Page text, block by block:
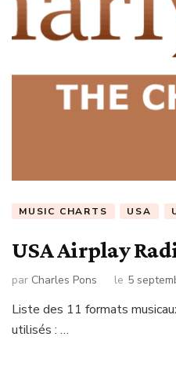
MUSIC CHARTS USA
USA Airplay
par Charles Pons le 5
Liste des 11 formats
utilisés : …